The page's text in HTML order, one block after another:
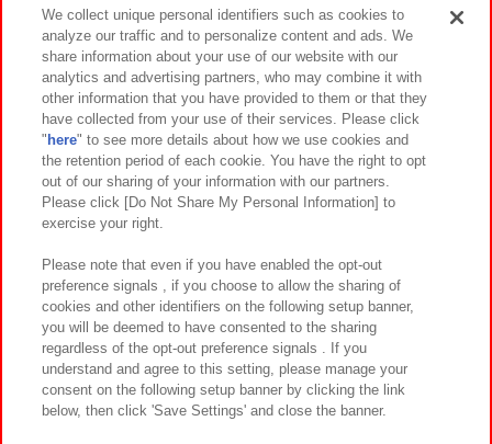
イベント・キャンペーン
関連会社 サステナビリティ サイトポリシー
プライバシーポリシー ウェブアクセシビリティ方針と検証結果
お取引先さまとともに
カスタマーハラスメント対応方針 よくあるご質問・お問い合わせ
©Bandai Namco Amusement Inc.
We collect unique personal identifiers such as cookies to
analyze our traffic and to personalize content and ads. We
share information about your use of our website with our
analytics and advertising partners, who may combine it with
other information that you have provided to them or that they
have collected from your use of their services. Please click
" here" to see more details about how we use cookies and
the retention period of each cookie. You have the right to opt
out of our sharing of your information with our partners.
Please click [Do Not Share My Personal Information] to
exercise your right.
Please note that even if you have enabled the opt-out
preference signals , if you choose to allow the sharing of
cookies and other identifiers on the following setup banner,
you will be deemed to have consented to the sharing
regardless of the opt-out preference signals . If you
understand and agree to this setting, please manage your
consent on the following setup banner by clicking the link
below, then click 'Save Settings' and close the banner.